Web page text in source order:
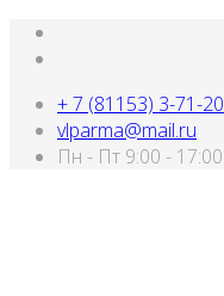
+ 7 (81153) 3-71-20
vlparma@mail.ru
Пн - Пт 9:00 - 17:00